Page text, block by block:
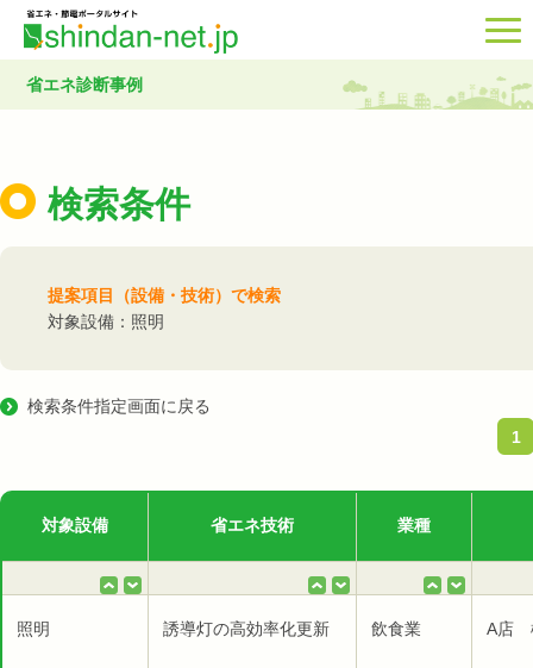
省エネ診断事例
検索条件
提案項目（設備・技術）で検索
対象設備：照明
検索条件指定画面に戻る
1
対象設備 省エネ技術 業種
照明 誘導灯の高効率化更新 飲食業 A店